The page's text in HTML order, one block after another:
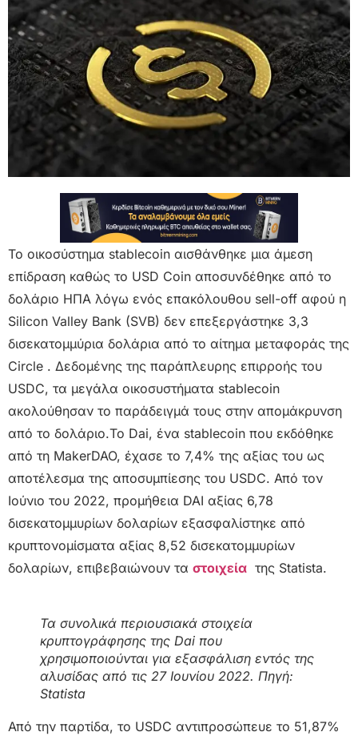
Το οικοσύστημα stablecoin αισθάνθηκε μια άμεση
επίδραση καθώς το USD Coin αποσυνδέθηκε από το
δολάριο ΗΠΑ λόγω ενός επακόλουθου sell-off αφού η
Silicon Valley Bank (SVB) δεν επεξεργάστηκε 3,3
δισεκατομμύρια δολάρια από το αίτημα μεταφοράς της
Circle . Δεδομένης της παράπλευρης επιρροής του
USDC, τα μεγάλα οικοσυστήματα stablecoin
ακολούθησαν το παράδειγμά τους στην απομάκρυνση
από το δολάριο.Το Dai, ένα stablecoin που εκδόθηκε
από τη MakerDAO, έχασε το 7,4% της αξίας του ως
αποτέλεσμα της αποσυμπίεσης του USDC. Από τον
Ιούνιο του 2022, προμήθεια DAI αξίας 6,78
δισεκατομμυρίων δολαρίων εξασφαλίστηκε από
κρυπτονομίσματα αξίας 8,52 δισεκατομμυρίων
δολαρίων, επιβεβαιώνουν τα στοιχεία της Statista.
Τα συνολικά περιουσιακά στοιχεία
κρυπτογράφησης της Dai που
χρησιμοποιούνται για εξασφάλιση εντός της
αλυσίδας από τις 27 Ιουνίου 2022. Πηγή:
Statista
Από την παρτίδα, το USDC αντιπροσώπευε το 51,87%